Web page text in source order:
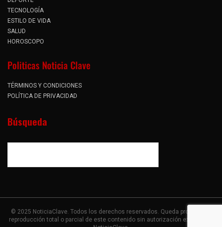
TECNOLOGÍA
ESTILO DE VIDA
SALUD
HOROSCOPO
Politicas Noticia Clave
TÉRMINOS Y CONDICIONES
POLÍTICA DE PRIVACIDAD
Búsqueda
© 2025 NoticiaClave. Todos los derechos reservados. Queda prohibida la
reproducción total o parcial de este contenido sin autorización expresa de